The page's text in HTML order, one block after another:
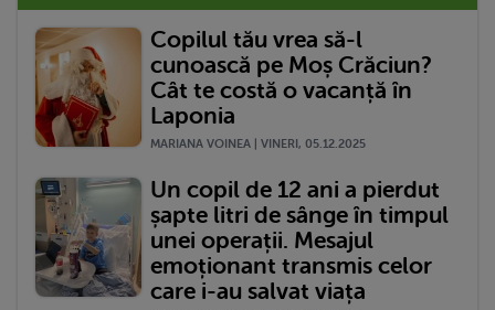
Copilul tău vrea să-l
cunoască pe Moș Crăciun?
Cât te costă o vacanță în
Laponia
MARIANA VOINEA | VINERI, 05.12.2025
Un copil de 12 ani a pierdut
șapte litri de sânge în timpul
unei operații. Mesajul
emoționant transmis celor
care i-au salvat viața